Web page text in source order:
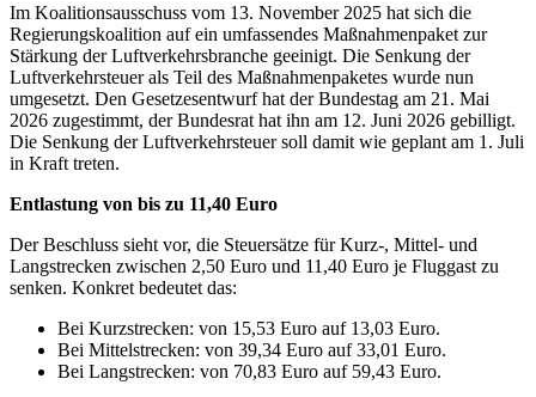
Im Koalitionsausschuss vom 13. November 2025 hat sich die
Regierungskoalition auf ein umfassendes Maßnahmenpaket zur
Stärkung der Luftverkehrsbranche geeinigt. Die Senkung der
Luftverkehrsteuer als Teil des Maßnahmenpaketes wurde nun
umgesetzt. Den Gesetzesentwurf hat der Bundestag am 21. Mai
2026 zugestimmt, der Bundesrat hat ihn am 12. Juni 2026 gebilligt.
Die Senkung der Luftverkehrsteuer soll damit wie geplant am 1. Juli
in Kraft treten.
Entlastung von bis zu 11,40 Euro
Der Beschluss sieht vor, die Steuersätze für Kurz-, Mittel- und
Langstrecken zwischen 2,50 Euro und 11,40 Euro je Fluggast zu
senken. Konkret bedeutet das:
Bei Kurzstrecken: von 15,53 Euro auf 13,03 Euro.
Bei Mittelstrecken: von 39,34 Euro auf 33,01 Euro.
Bei Langstrecken: von 70,83 Euro auf 59,43 Euro.